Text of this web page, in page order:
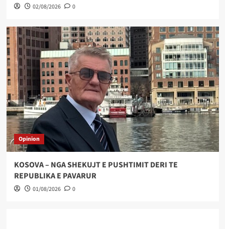
02/08/2026 0
Opinion
KOSOVA – NGA SHEKUJT E PUSHTIMIT DERI TE
REPUBLIKA E PAVARUR
01/08/2026 0